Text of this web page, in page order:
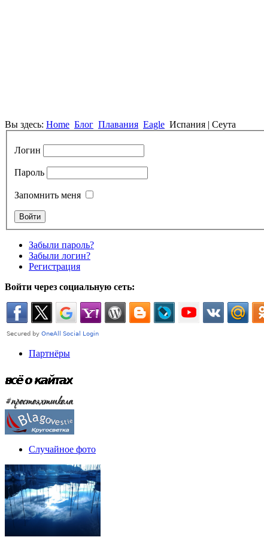
Вы здесь: Home Блог Плавания Eagle Испания | Сеута
Логин
Пароль
Запомнить меня
Забыли пароль?
Забыли логин?
Регистрация
Войти через социальную сеть:
Партнёры
Случайное фото